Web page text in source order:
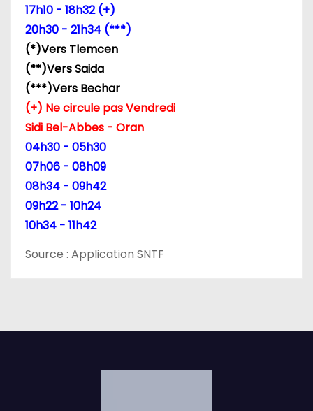
a
r
t
c
e
17h10 - 18h32 (+)
20h30 - 21h34 (***)
(*)Vers Tlemcen
(**)Vers Saida
(***)Vers Bechar
(+) Ne circule pas Vendredi
Sidi Bel-Abbes - Oran
04h30 - 05h30
07h06 - 08h09
08h34 - 09h42
09h22 - 10h24
10h34 - 11h42
Source : Application SNTF